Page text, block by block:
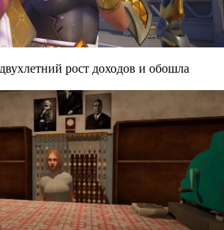
рост доходов и обошла